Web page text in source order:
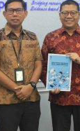
2026 2:49 PM
DPR RI